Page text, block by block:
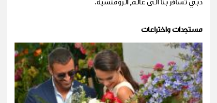
دبي تسافر بنا الى عالم الرومنسية.
مستجدات واختراعات